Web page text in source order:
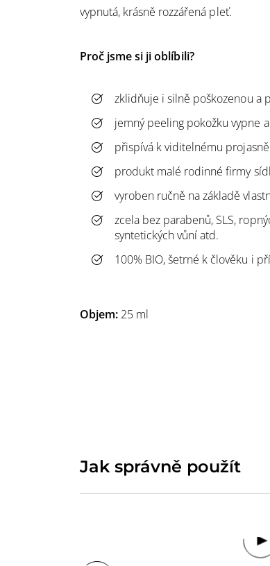
vypnutá, krásně rozzářená pleť.
Proč jsme si ji oblíbili?
zklidňuje i silně poškozenou a
jemný peeling pokožku vypne a
přispívá k viditelnému
produkt malé rodinné firmy
vyroben ručně na základě
zcela bez parabenů, SLS,
syntetických vůní atd.
100% BIO, šetrné k člověku i
Objem: 25 ml
Jak správně použít